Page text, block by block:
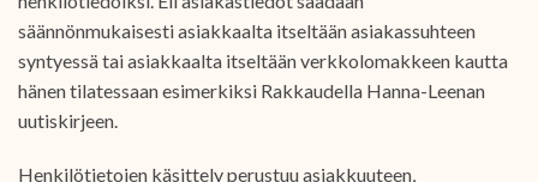
säännönmukaisesti asiakkaalta itseltään asiakassuhteen
syntyessä tai asiakkaalta itseltään verkkolomakkeen kautta
hänen tilatessaan esimerkiksi Rakkaudella Hanna-Leenan
uutiskirjeen.
Henkilötietojen käsittely perustuu asiakkuuteen,